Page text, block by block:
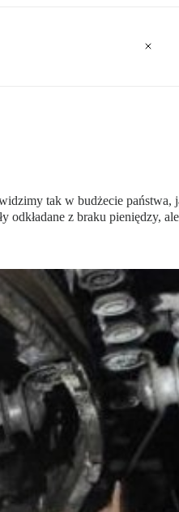
tak w budżecie
z braku pieniędzy,